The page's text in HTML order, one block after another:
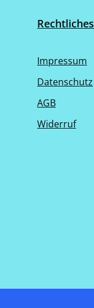
Rechtliches
Impressum
Datenschutz
AGB
Widerruf